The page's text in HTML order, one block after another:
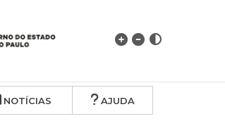
NOTÍCIAS AJUDA